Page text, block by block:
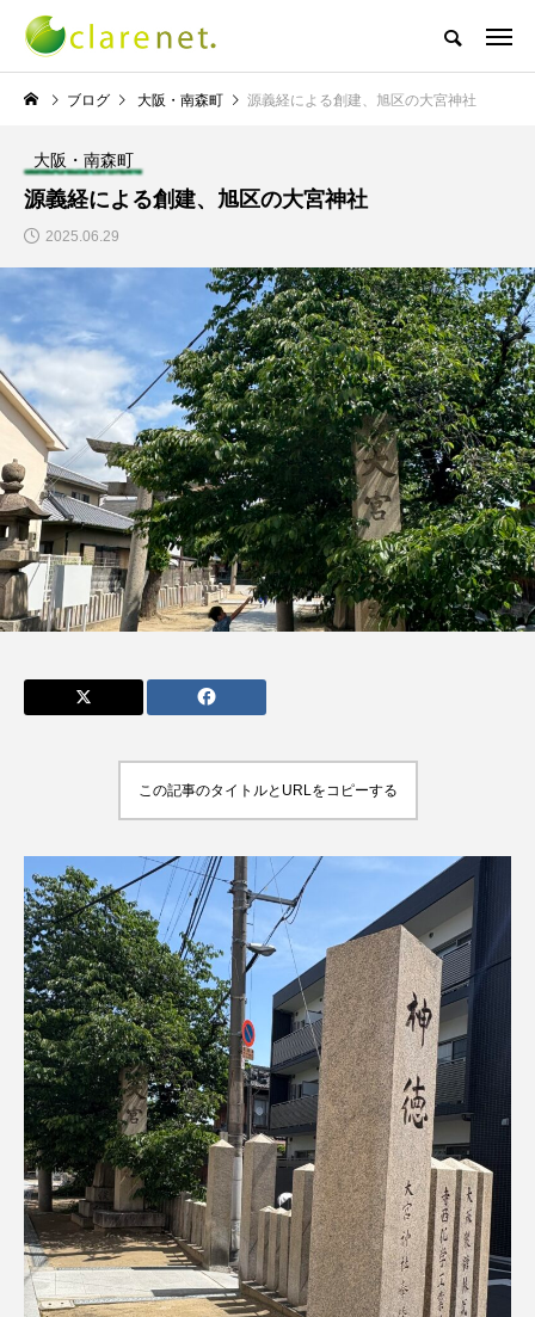
株式会社クレアネットの代表取締役ブログ
NEW POST
TECH BLOG
エレベーター広告とか
言うのか何なのか
admin
2026.04.10
W杯の優勝を目指す日
本代表と目標設定
admin
2026.07.17
ブログ 大阪・南森町 源義経による創建、旭区の大宮神社
大阪・南森町
源義経による創建、旭区の大宮神社
2025.06.29
この記事のタイトルとURLをコピーする